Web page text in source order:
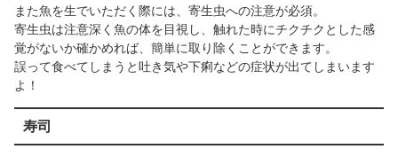
また魚を生でいただく際には、寄生虫への注意が必須。
寄生虫は注意深く魚の体を目視し、触れた時にチクチクとした感
覚がないか確かめれば、簡単に取り除くことができます。
誤って食べてしまうと吐き気や下痢などの症状が出てしまいます
よ！
寿司